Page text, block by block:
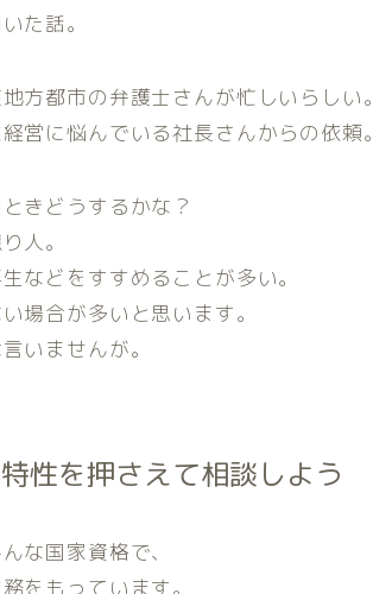
た話。
方都市の弁護士さんが忙しいらしい。
営に悩んでいる社長さんからの依頼。
きどうするかな？
人。
などをすすめることが多い。
場合が多いと思います。
いませんが。
性を押さえて相談しよう
な国家資格で、
をもっています。